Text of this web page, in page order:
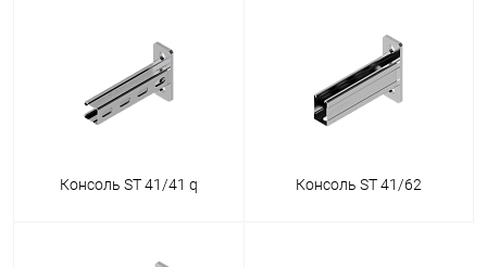
Консоль ST 41/41 q Консоль ST 41/62